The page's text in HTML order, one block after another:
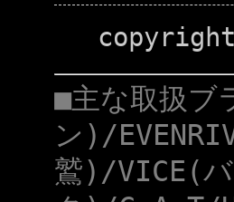
copyright
■主な取扱ブ
ン)/
鷲)/VICE(